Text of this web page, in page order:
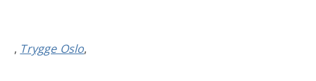
, Trygge Oslo,